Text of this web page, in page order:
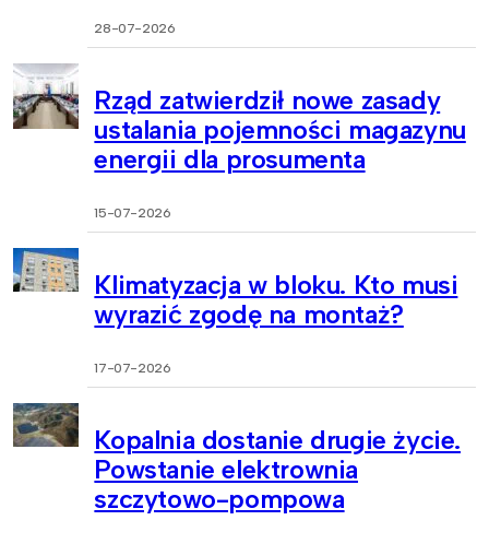
28-07-2026
Rząd zatwierdził nowe zasady
ustalania pojemności magazynu
energii dla prosumenta
15-07-2026
Klimatyzacja w bloku. Kto musi
wyrazić zgodę na montaż?
17-07-2026
Kopalnia dostanie drugie życie.
Powstanie elektrownia
szczytowo-pompowa